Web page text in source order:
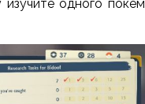
одного